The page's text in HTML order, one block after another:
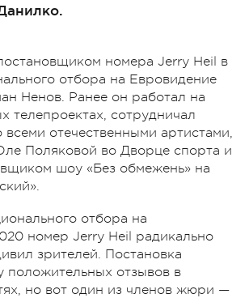
номера Jerry Heil в
отбора на Евровидение
Ненов. Ранее он работал на
телепроектах, сотрудничал
всеми отечественными артистами,
Поляковой во Дворце спорта и
шоу «Без обмежень» на
отбора на
номер Jerry Heil радикально
зрителей. Постановка
положительных отзывов в
но вот один из членов жюри —